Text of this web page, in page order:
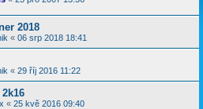
2018
« 06 srp 2018 18:41
« 29 říj 2016 11:22
« 25 kvě 2016 09:40